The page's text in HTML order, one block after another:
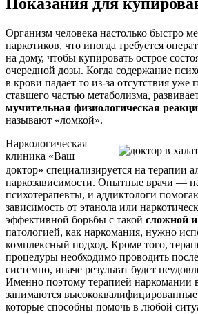
Показания для
Организм человека настолько быстро
наркотиков, что иногда требуется
на дому, чтобы купировать острое
очередной дозы. Когда содержание
в крови падает то из-за отсутствия уже
ставшего частью метаболизма,
мучительная физиологическая
называют «ломкой».
Наркологическая
клиника «Ваш
доктор» специализируется на терапии
наркозависимости. Опытные врачи —
психотерапевты, и аддиктологи
зависимость от этанола или
эффективной борьбы с такой сложной и
патологией, как наркомания, нужно
комплексный подход. Кроме того,
процедуры необходимо проводить
системно, иначе результат будет
Именно поэтому терапией наркомании
занимаются
которые способны помочь в любой